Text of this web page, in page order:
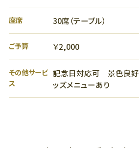
5F
レストラン
4F
ファッション、ライフスタイル、ブ
ライダル、カフェ
3F
ライフスタイル、レストラン
ザ・リ
4F
3F
ビュー
座席 30席（テーブル）
ご予算 ￥2,000
その他サービ
ス
記念日対応可 景色良
ッズメニューあり